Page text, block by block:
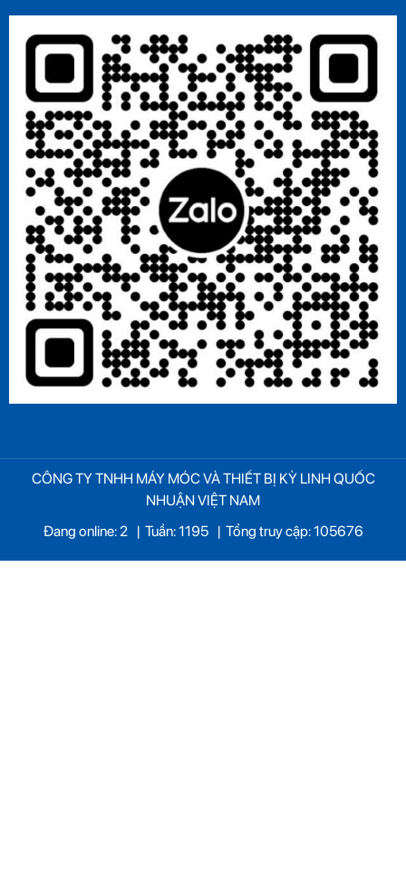
CÔNG TY TNHH MÁY MÓC VÀ THIẾT BỊ KỲ LINH QUỐC
NHUẬN VIỆT NAM
Đang online: 2
| Tuần: 1195 | Tổng truy cập: 105676